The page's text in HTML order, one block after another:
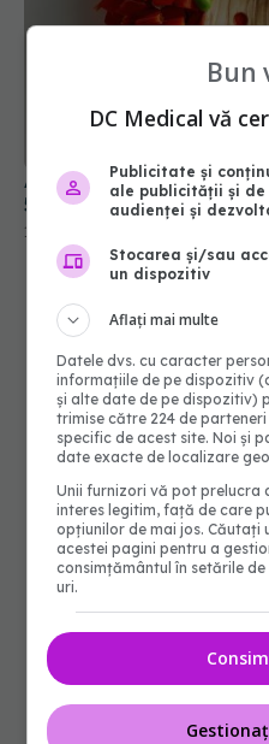
50 de ani
Bun
DC Medical vă
Publicitate și
ale publicității și
audienței și
Stocarea și/sau
un dispozitiv
Aflați mai multe
Datele dvs. cu caracter
informațiile de pe dispozitiv
și alte date de pe dispozitiv)
trimise către 224 de
specific de acest site. Noi și
date exacte de localizare
Unii furnizori vă pot prelucra
interes legitim, față de care
opțiunilor de mai jos. Căutați
acestei pagini pentru a
consimțământul în setările
uri.